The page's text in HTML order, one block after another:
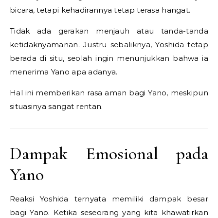
bicara, tetapi kehadirannya tetap terasa hangat.
Tidak ada gerakan menjauh atau tanda-tanda
ketidaknyamanan. Justru sebaliknya, Yoshida tetap
berada di situ, seolah ingin menunjukkan bahwa ia
menerima Yano apa adanya.
Hal ini memberikan rasa aman bagi Yano, meskipun
situasinya sangat rentan.
Dampak Emosional pada
Yano
Reaksi Yoshida ternyata memiliki dampak besar
bagi Yano. Ketika seseorang yang kita khawatirkan